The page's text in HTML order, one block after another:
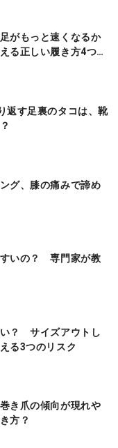
がもっと速くなるか
る正しい履き方4つの
返す足裏のタコは、靴
グ、膝の痛みで諦め
いの？ 専門家が教
い？ サイズアウトし
る3つのリスク
き爪の傾向が現れや
方？